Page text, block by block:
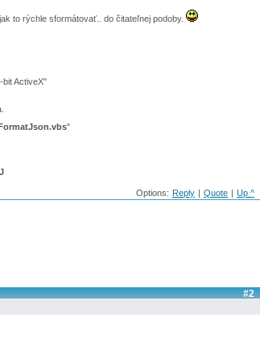
to rýchle sformátovať.. do čitateľnej podoby.
ActiveX"
"
Options: Reply | Quote | Up ^
#2